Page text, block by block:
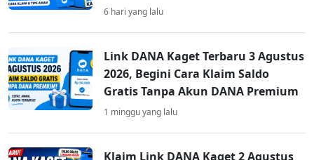
6 hari yang lalu
Link DANA Kaget Terbaru 3 Agustus
2026, Begini Cara Klaim Saldo
Gratis Tanpa Akun DANA Premium
1 minggu yang lalu
Klaim Link DANA Kaget 2 Agustus